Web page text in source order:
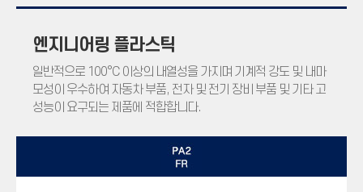
엔지니어링 플라스틱
일반적으로 100°C 이상의 내열성을 가지며 기계적 강도 및 내마
모성이 우수하여 자동차 부품, 전자 및 전기 장비 부품 및 기타 고
성능이 요구되는 제품에 적합합니다.